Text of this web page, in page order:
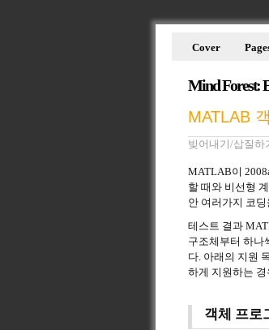
Mind Forest:
Cover
MATLAB
빚어내기/삽질하
MATLAB이
할 때와 비선형
안 여러가지 코
테스트 결과
구조체부터 하나
다. 아래의 지원
하게 지원하는 경
객체 프로